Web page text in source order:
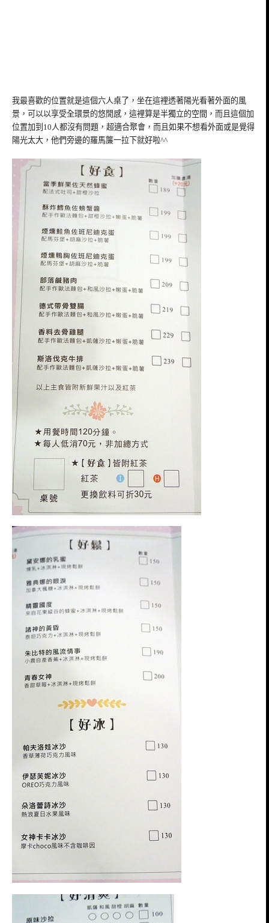
我最喜歡的位置就是這個六人桌了，坐在這裡透著陽光看著外面的風
景，可以以享受全環景的悠閒感，這裡算是半獨立的空間，而且這個加
位置加到10人都沒有問題，超適合聚會，而且如果不想看外面或是覺得
陽光太大，他們旁邊的羅馬簾一拉下就好啦^^